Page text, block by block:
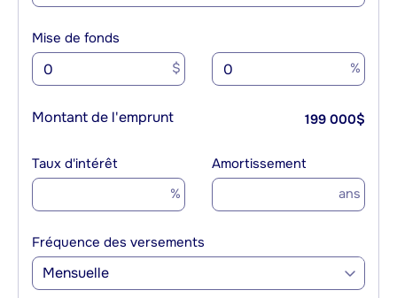
Mise de fonds
$ %
Montant de l'emprunt 199 000$
Taux d'intérêt
%
Amortissement
ans
Fréquence des versements
Mensuelle